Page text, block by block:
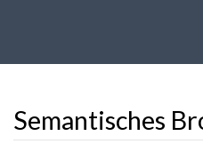
Semantisches